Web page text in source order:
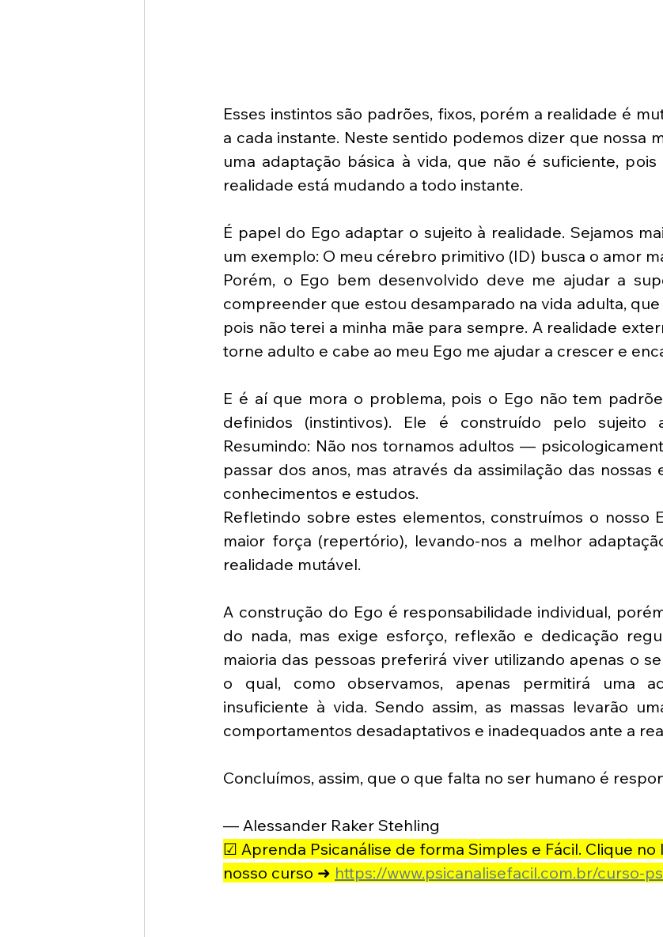
Esses instintos são padrões, fixos, porém a realidade é
a cada instante. Neste sentido podemos dizer que nossa
uma adaptação básica à vida, que não é suficiente, pois
realidade está mudando a todo instante.
É papel do Ego adaptar o sujeito à realidade. Sejamos
um exemplo: O meu cérebro primitivo (ID) busca o amor
Porém, o Ego bem desenvolvido deve me ajudar a
compreender que estou desamparado na vida adulta,
pois não terei a minha mãe para sempre. A realidade
torne adulto e cabe ao meu Ego me ajudar a crescer e
E é aí que mora o problema, pois o Ego não tem
definidos (instintivos). Ele é construído pelo sujeito
Resumindo: Não nos tornamos adultos —
passar dos anos, mas através da assimilação das nossas
conhecimentos e estudos.
Refletindo sobre estes elementos, construímos o nosso
maior força (repertório), levando-nos a melhor
realidade mutável.
A construção do Ego é responsabilidade individual,
do nada, mas exige esforço, reflexão e dedicação
maioria das pessoas preferirá viver utilizando apenas o
o qual, como observamos, apenas permitirá uma
insuficiente à vida. Sendo assim, as massas levarão
comportamentos desadaptativos e inadequados ante a
Concluímos, assim, que o que falta no ser humano é
— Alessander Raker Stehling
☑ Aprenda Psicanálise de forma Simples e Fácil. Clique no
nosso curso ➜ https://www.psicanalisefacil.com.br/curso-